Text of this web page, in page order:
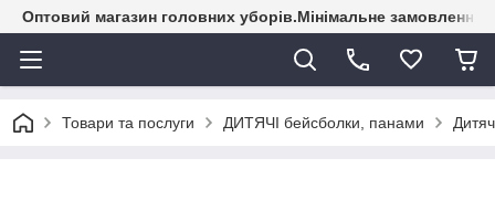
Оптовий магазин головних уборів.Мінімальне замовлення
Товари та послуги ДИТЯЧІ бейсболки, панами